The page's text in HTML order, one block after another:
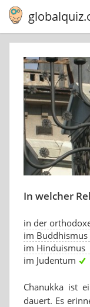
In welcher
in der
im Buddhismus
im Hinduismus
im Judentum
Chanukka ist
dauert. Es